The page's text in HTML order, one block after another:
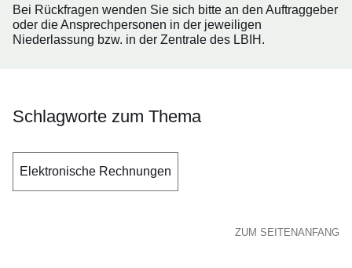
Bei Rückfragen wenden Sie sich bitte an den Auftraggeber
oder die Ansprechpersonen in der jeweiligen
Niederlassung bzw. in der Zentrale des LBIH.
Schlagworte zum Thema
Elektronische Rechnungen
ZUM SEITENANFANG